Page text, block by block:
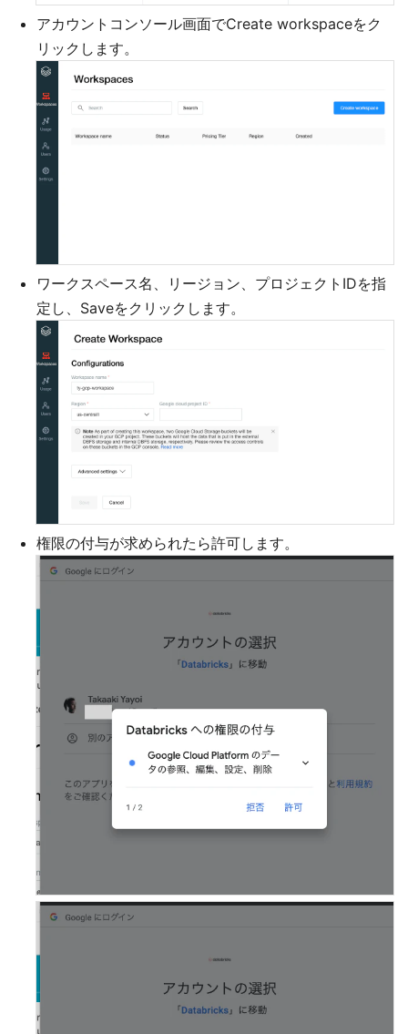
アカウントコンソール画面でCreate workspaceをク
リックします。
ワークスペース名、リージョン、プロジェクトIDを指
定し、Saveをクリックします。
権限の付与が求められたら許可します。